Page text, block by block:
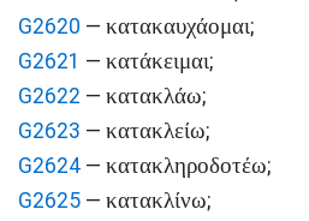
G2620 — κατακαυχάομαι;
G2621 — κατάκειμαι;
G2622 — κατακλάω;
G2623 — κατακλείω;
G2624 — κατακληροδοτέω;
G2625 — κατακλίνω;